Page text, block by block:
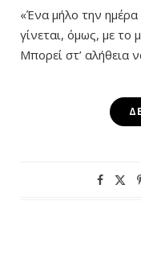
«Ένα μήλο την
γίνεται, όμως, με το
Μπορεί στ’ αλήθεια